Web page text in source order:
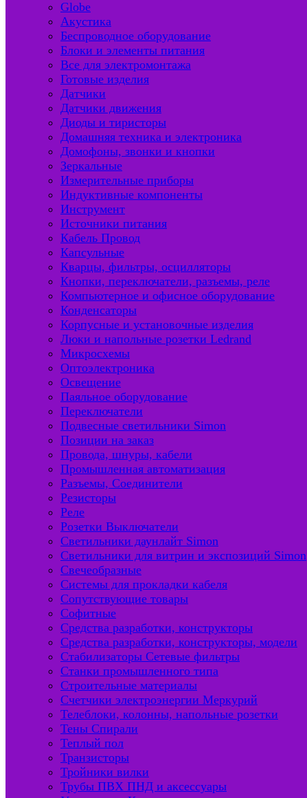
Globe
Акустика
Беспроводное оборудование
Блоки и элементы питания
Все для электромонтажа
Готовые изделия
Датчики
Датчики движения
Диоды и тиристоры
Домашняя техника и электроника
Домофоны, звонки и кнопки
Зеркальные
Измерительные приборы
Индуктивные компоненты
Инструмент
Источники питания
Кабель Провод
Капсульные
Кварцы, фильтры, осцилляторы
Кнопки, переключатели, разъемы, реле
Компьютерное и офисное оборудование
Конденсаторы
Корпусные и установочные изделия
Люки и напольные розетки Ledrand
Микросхемы
Оптоэлектроника
Освещение
Паяльное оборудование
Переключатели
Подвесные светильники Simon
Позиции на заказ
Провода, шнуры, кабели
Промышленная автоматизация
Разъемы, Соединители
Резисторы
Реле
Розетки Выключатели
Светильники даунлайт Simon
Светильники для витрин и экспозиций Simon
Свечеобразные
Системы для прокладки кабеля
Сопутствующие товары
Софитные
Средства разработки, конструкторы
Средства разработки, конструкторы, модели
Стабилизаторы Сетевые фильтры
Станки промышленного типа
Строительные материалы
Счетчики электроэнергии Меркурий
Телеблоки, колонны, напольные розетки
Тены Спирали
Теплый пол
Транзисторы
Тройники вилки
Трубы ПВХ ПНД и аксессуары